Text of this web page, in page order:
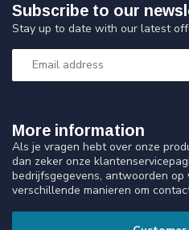
More information
Als je vragen hebt over onze
dan zeker onze
bedrijfsgegevens, antwoorden
verschillende manieren om
Subscribe to our
Stay up to date with our latest